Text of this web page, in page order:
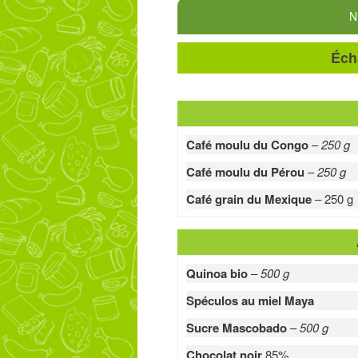
Café moulu du Congo–250 g
Café moulu du Pérou –250 g
Café grain du Mexique– 250 g
Quinoa bio–500 g
Spéculos au miel Maya
Sucre Mascobado–500 g
85%